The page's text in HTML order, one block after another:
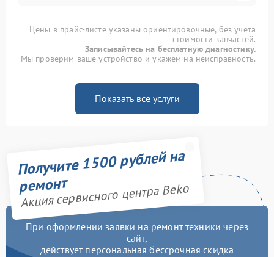
Цены в прайс-листе указаны ориентировочные, без учета
стоимости запчастей.
Записывайтесь на бесплатную диагностику.
Мы проверим ваше устройство и укажем на неисправность.
Показать все услуги
Получите 1500 рублей на
ремонт
Акция сервисного центра Beko
При оформлении заявки на ремонт техники через
сайт,
действует персональная бессрочная скидка